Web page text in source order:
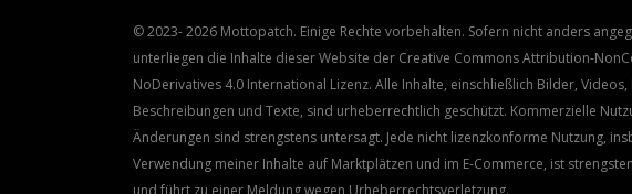
© 2023- 2026 Mottopatch. Einige Rechte vorbehalten. Sofern nicht anders
unterliegen die Inhalte dieser Website der Creative Commons Attribution-
NoDerivatives 4.0 International Lizenz. Alle Inhalte, einschließlich Bilder,
Beschreibungen und Texte, sind urheberrechtlich geschützt. Kommerzielle
Änderungen sind strengstens untersagt. Jede nicht lizenzkonforme Nutzung,
Verwendung meiner Inhalte auf Marktplätzen und im E-Commerce, ist
und führt zu einer Meldung wegen Urheberrechtsverletzung.